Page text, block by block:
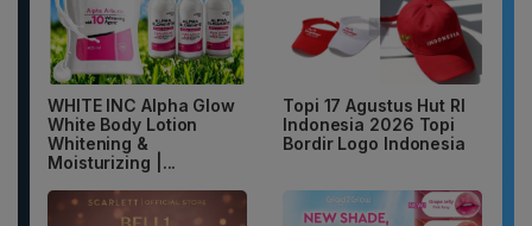
WHITE INC Alpha Glow
White Body Lotion
Whitening &
Moisturizing |...
Topi 17 Agustus Hut RI
Indonesia 2026 Topi
Bordir Logo Indonesia